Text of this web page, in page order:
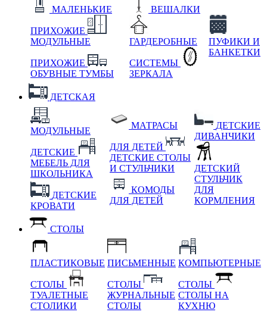
МАЛЕНЬКИЕ
ПРИХОЖИЕ
МОДУЛЬНЫЕ
ПРИХОЖИЕ
ОБУВНЫЕ ТУМБЫ
ВЕШАЛКИ
ГАРДЕРОБНЫЕ
СИСТЕМЫ
ЗЕРКАЛА
ПУФИКИ И
БАНКЕТКИ
ДЕТСКАЯ
МОДУЛЬНЫЕ
ДЕТСКИЕ
МЕБЕЛЬ ДЛЯ
ШКОЛЬНИКА
ДЕТСКИЕ
КРОВАТИ
МАТРАСЫ
ДЛЯ ДЕТЕЙ
ДЕТСКИЕ СТОЛЫ
И СТУЛЬЧИКИ
КОМОДЫ
ДЛЯ ДЕТЕЙ
ДЕТСКИЕ
ДИВАНЧИКИ
ДЕТСКИЙ
СТУЛЬЧИК
ДЛЯ
КОРМЛЕНИЯ
СТОЛЫ
ПЛАСТИКОВЫЕ
СТОЛЫ
ТУАЛЕТНЫЕ
СТОЛИКИ
ПИСЬМЕННЫЕ
СТОЛЫ
ЖУРНАЛЬНЫЕ
СТОЛЫ
КОМПЬЮТЕРНЫЕ
СТОЛЫ
СТОЛЫ НА
КУХНЮ